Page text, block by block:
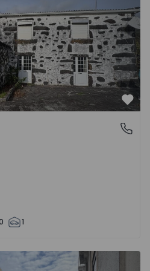
1
de Ourique - 1574913 - 2